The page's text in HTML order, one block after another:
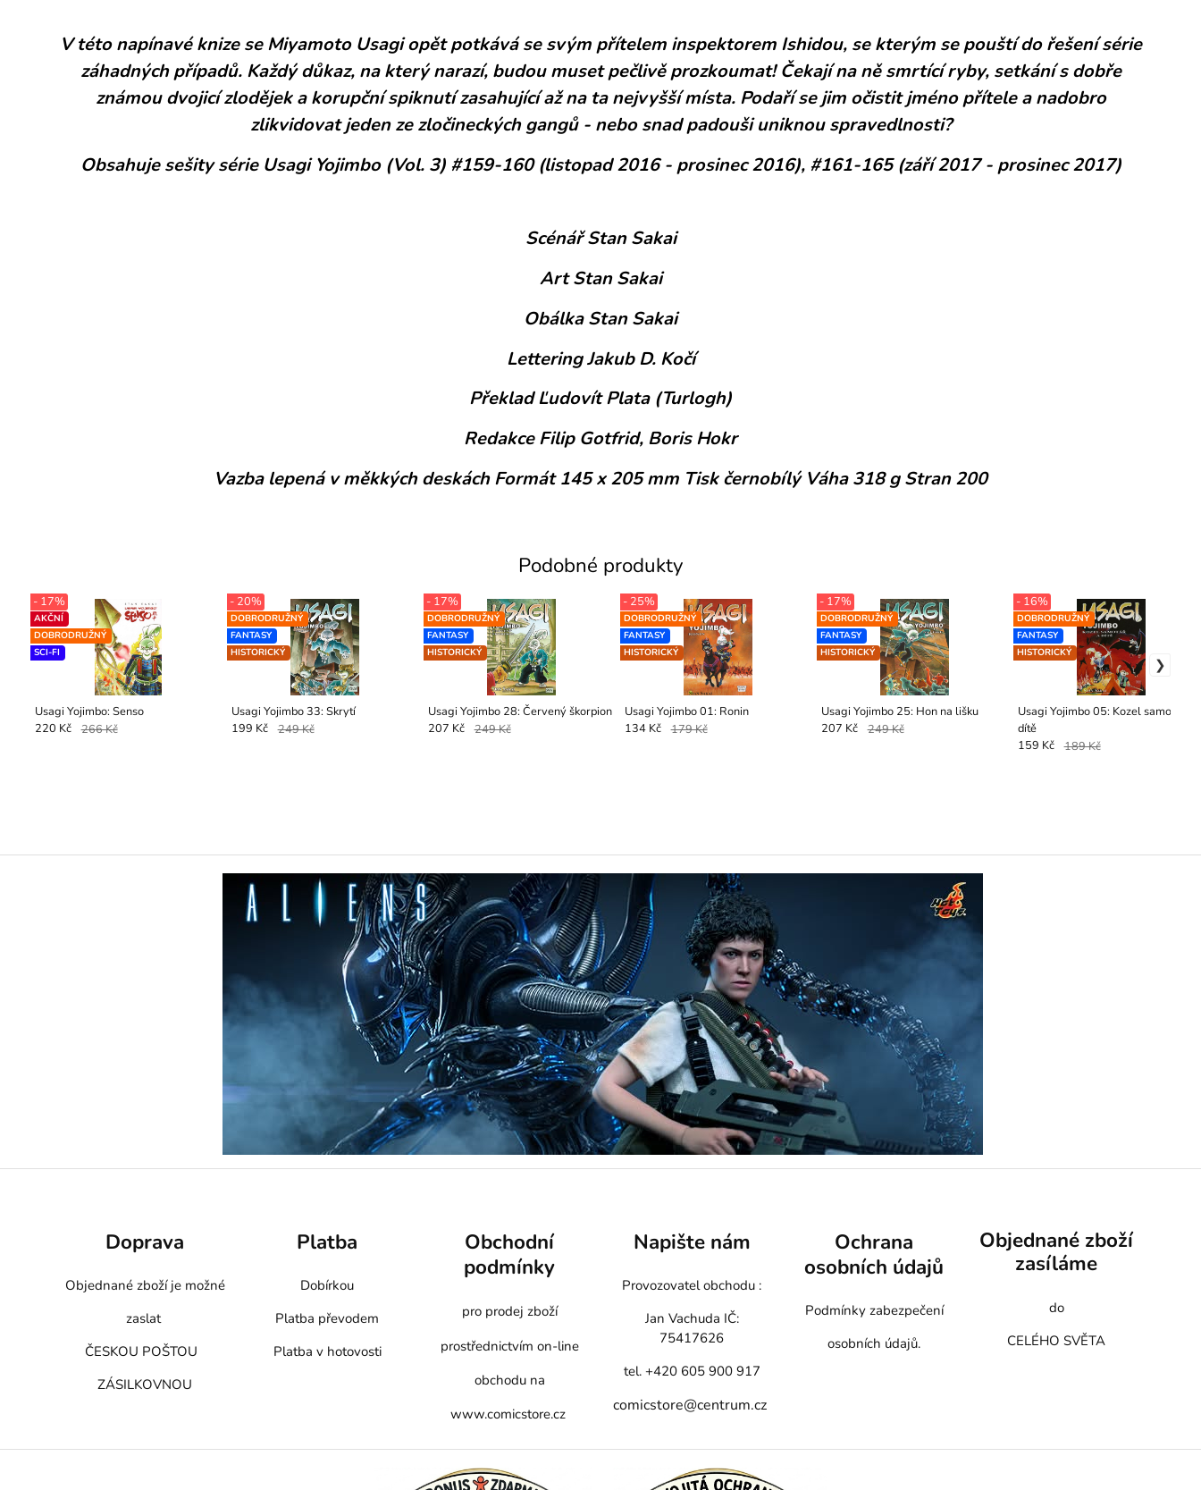
V této napínavé knize se Miyamoto Usagi opět potkává se svým přítelem inspektorem Ishidou, se kterým se pouští do řešení série
záhadných případů. Každý důkaz, na který narazí, budou muset pečlivě prozkoumat! Čekají na ně smrtící ryby, setkání s dobře
známou dvojicí zlodějek a korupční spiknutí zasahující až na ta nejvyšší místa. Podaří se jim očistit jméno přítele a nadobro
zlikvidovat jeden ze zločineckých gangů - nebo snad padouši uniknou spravedlnosti?
Obsahuje sešity série Usagi Yojimbo (Vol. 3) #159-160 (listopad 2016 - prosinec 2016), #161-165 (září 2017 - prosinec 2017)
Scénář Stan Sakai
Art Stan Sakai
Obálka Stan Sakai
Lettering Jakub D. Kočí
Překlad Ľudovít Plata (Turlogh)
Redakce Filip Gotfrid, Boris Hokr
Vazba lepená v měkkých deskách Formát 145 x 205 mm Tisk černobílý Váha 318 g Stran 200
Podobné produkty
Usagi Yojimbo: Senso
AKČNÍ
DOBRODRUŽNÝ
SCI-FI
- 17%
220 Kč 266 Kč
Usagi Yojimbo 33: Skrytí
DOBRODRUŽNÝ
FANTASY
HISTORICKÝ
- 20%
199 Kč 249 Kč
Usagi Yojimbo 28: Červený škorpion
DOBRODRUŽNÝ
FANTASY
HISTORICKÝ
- 17%
207 Kč 249 Kč
Usagi Yojimbo 01: Ronin
DOBRODRUŽNÝ
FANTASY
HISTORICKÝ
- 25%
134 Kč 179 Kč
Usagi Yojimbo 25: Hon na lišku
DOBRODRUŽNÝ
FANTASY
HISTORICKÝ
- 17%
207 Kč 249 Kč
Usagi Yojimbo 05: Kozel samotář a
dítě
DOBRODRUŽNÝ
FANTASY
HISTORICKÝ
- 16%
159 Kč 189 Kč
Doprava
Objednané zboží je možné
zaslat
ČESKOU POŠTOU
ZÁSILKOVNOU
Platba
Dobírkou
Platba převodem
Platba v hotovosti
Obchodní
podmínky
pro prodej zboží
prostřednictvím on-line
obchodu na
www.comicstore.cz
Napište nám
Provozovatel obchodu :
Jan Vachuda IČ:
75417626
tel. +420 605 900 917
comicstore@centrum.cz
Ochrana
osobních údajů
Podmínky zabezpečení
osobních údajů.
Objednané zboží
zasíláme
do
CELÉHO SVĚTA